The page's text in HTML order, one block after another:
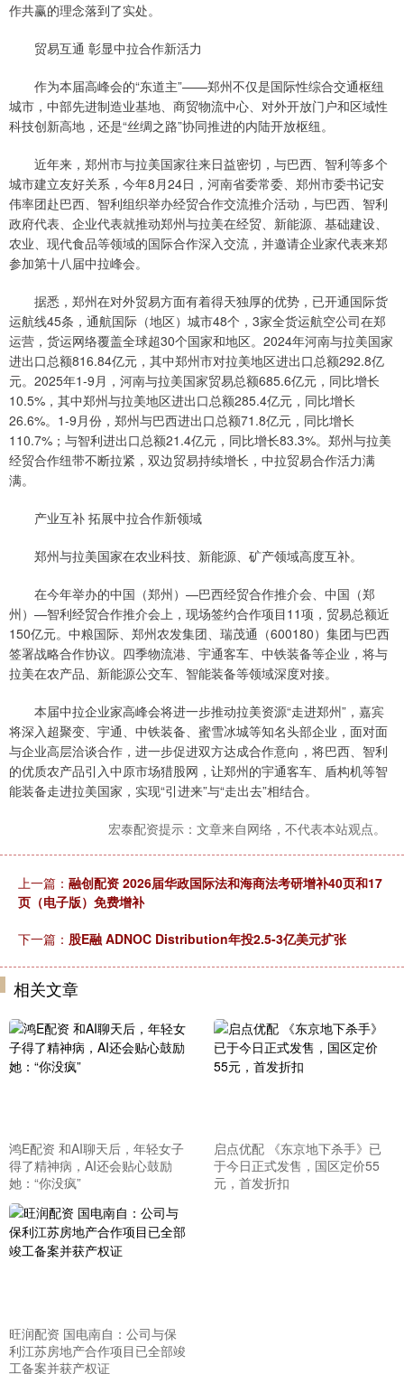
作共赢的理念落到了实处。
贸易互通 彰显中拉合作新活力
作为本届高峰会的“东道主”——郑州不仅是国际性综合交通枢纽
城市，中部先进制造业基地、商贸物流中心、对外开放门户和区域性
科技创新高地，还是“丝绸之路”协同推进的内陆开放枢纽。
近年来，郑州市与拉美国家往来日益密切，与巴西、智利等多个
城市建立友好关系，今年8月24日，河南省委常委、郑州市委书记安
伟率团赴巴西、智利组织举办经贸合作交流推介活动，与巴西、智利
政府代表、企业代表就推动郑州与拉美在经贸、新能源、基础建设、
农业、现代食品等领域的国际合作深入交流，并邀请企业家代表来郑
参加第十八届中拉峰会。
据悉，郑州在对外贸易方面有着得天独厚的优势，已开通国际货
运航线45条，通航国际（地区）城市48个，3家全货运航空公司在郑
运营，货运网络覆盖全球超30个国家和地区。2024年河南与拉美国家
进出口总额816.84亿元，其中郑州市对拉美地区进出口总额292.8亿
元。2025年1-9月，河南与拉美国家贸易总额685.6亿元，同比增长
10.5%，其中郑州与拉美地区进出口总额285.4亿元，同比增长
26.6%。1-9月份，郑州与巴西进出口总额71.8亿元，同比增长
110.7%；与智利进出口总额21.4亿元，同比增长83.3%。郑州与拉美
经贸合作纽带不断拉紧，双边贸易持续增长，中拉贸易合作活力满
满。
产业互补 拓展中拉合作新领域
郑州与拉美国家在农业科技、新能源、矿产领域高度互补。
在今年举办的中国（郑州）—巴西经贸合作推介会、中国（郑
州）—智利经贸合作推介会上，现场签约合作项目11项，贸易总额近
150亿元。中粮国际、郑州农发集团、瑞茂通（600180）集团与巴西
签署战略合作协议。四季物流港、宇通客车、中铁装备等企业，将与
拉美在农产品、新能源公交车、智能装备等领域深度对接。
本届中拉企业家高峰会将进一步推动拉美资源“走进郑州”，嘉宾
将深入超聚变、宇通、中铁装备、蜜雪冰城等知名头部企业，面对面
与企业高层洽谈合作，进一步促进双方达成合作意向，将巴西、智利
的优质农产品引入中原市场猎股网，让郑州的宇通客车、盾构机等智
能装备走进拉美国家，实现“引进来”与“走出去”相结合。
宏泰配资提示：文章来自网络，不代表本站观点。
上一篇： 融创配资 2026届华政国际法和海商法考研增补40页和17
页（电子版）免费增补
下一篇： 股E融 ADNOC Distribution年投2.5-3亿美元扩张
相关文章
鸿E配资 和AI聊天后，年轻女子
得了精神病，AI还会贴心鼓励
她：“你没疯”
启点优配 《东京地下杀手》已
于今日正式发售，国区定价55
元，首发折扣
旺润配资 国电南自：公司与保
利江苏房地产合作项目已全部竣
工备案并获产权证